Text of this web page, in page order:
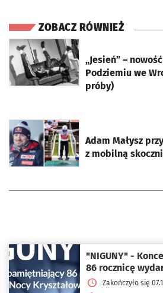
ZOBACZ RÓWNIEŻ
„Jesień” –
Podziemiu we
próby)
otworzy się w nowej karcie
Adam Małysz
z mobilną
otworzy się w nowej karcie
"NIGUNY" -
86 rocznicę
Kryształowej
Zakończyło się